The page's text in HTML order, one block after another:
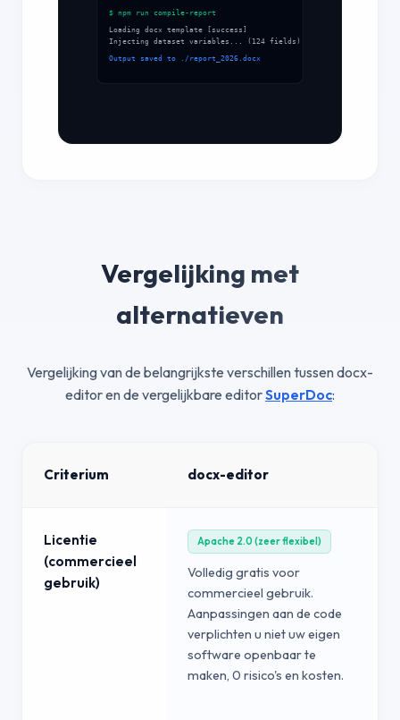
$ npm run compile-report
Loading docx template [success]
Injecting dataset variables... (124 fields)
Output saved to ./report_2026.docx
Vergelijking met
alternatieven
Vergelijking van de belangrijkste verschillen tussen docx-
editor en de vergelijkbare editorSuperDoc:
Criterium docx-editor
Licentie
(commercieel
gebruik)
Apache 2.0 (zeer flexibel)
Volledig gratis voor
commercieel gebruik.
Aanpassingen aan de code
verplichten u niet uw eigen
software openbaar te
maken, 0 risico's en kosten.